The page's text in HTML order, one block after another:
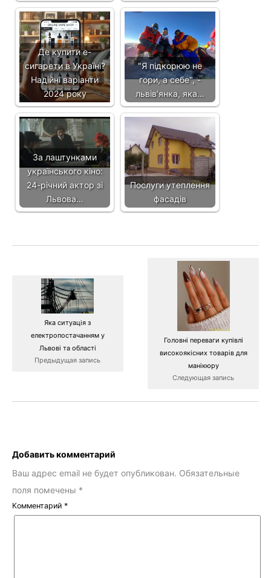
Де купити e-
сигарети в Україні?
Надійні варіанти
2024 року
"Я підкорюю не
гори, а себе", -
львів’янка, яка…
За лаштунками
українського кіно:
24-річний актор зі
Львова…
Послуги утеплення
фасадів
Яка ситуація з
електропостачанням у
Львові та області
Предыдущая запись
Головні переваги купівлі
високоякісних товарів для
манікюру
Следующая запись
Добавить комментарий
Ваш адрес email не будет опубликован. Обязательные
поля помечены *
Комментарий *